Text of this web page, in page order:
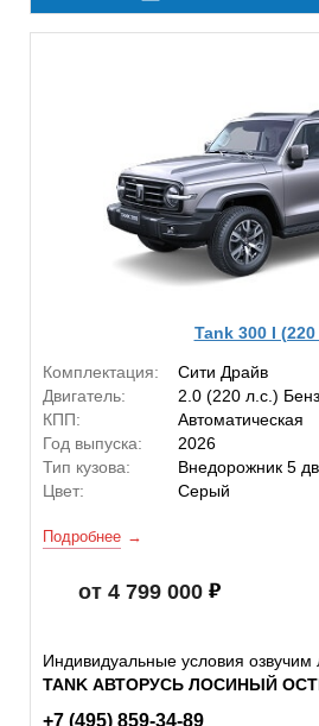
Tank 300 I (220
Комплектация:
Сити Драйв
Двигатель:
2.0 (220 л.с.)
КПП:
Автоматическая
Год выпуска:
2026
Тип кузова:
Внедорожник 5 дв.
Цвет:
Серый
Подробнее
от 4 799 000
Индивидуальные условия озвучим
TANK АВТОРУСЬ ЛОСИНЫЙ
+7 (495) 859-34-89